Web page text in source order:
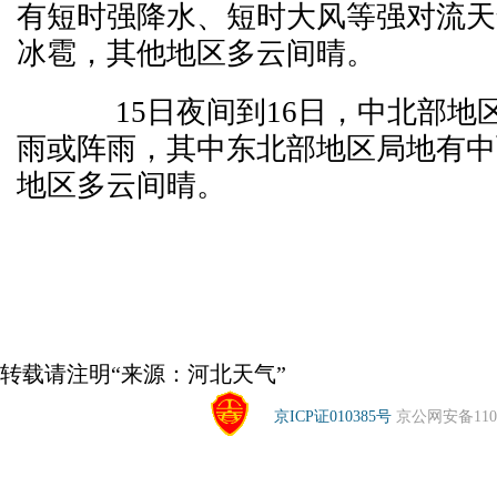
有短时强降水、短时大风等强对流
冰雹，其他地区多云间晴。
15日夜间到16日，中北部地
雨或阵雨，其中东北部地区局地有
地区多云间晴。
转载请注明“来源：河北天气”
京ICP证010385号 京公网安备